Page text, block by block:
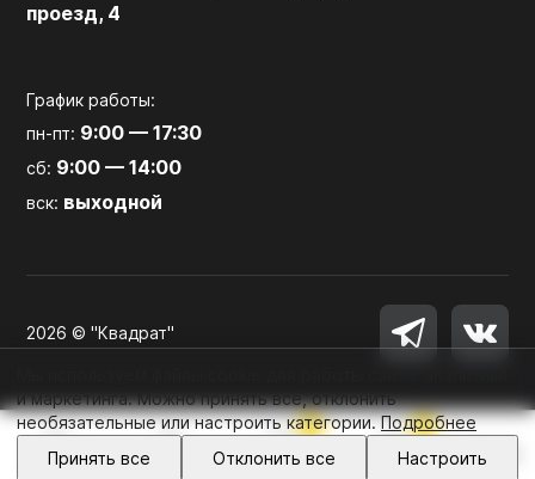
Главная Каталог Избранное
0
Корзина
0
Войти
проезд, 4
График работы:
пн-пт: 9:00 — 17:30
сб: 9:00 — 14:00
вск: выходной
2026 © "Квадрат"
и маркетинга. Можно принять все, отклонить
необязательные или настроить категории.Подробнее
Принять все
Отклонить все Настроить